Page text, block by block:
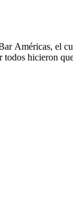
Américas, el
hicieron